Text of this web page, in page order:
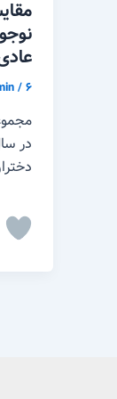
/۶ مهر ّ ۱۳۹۵